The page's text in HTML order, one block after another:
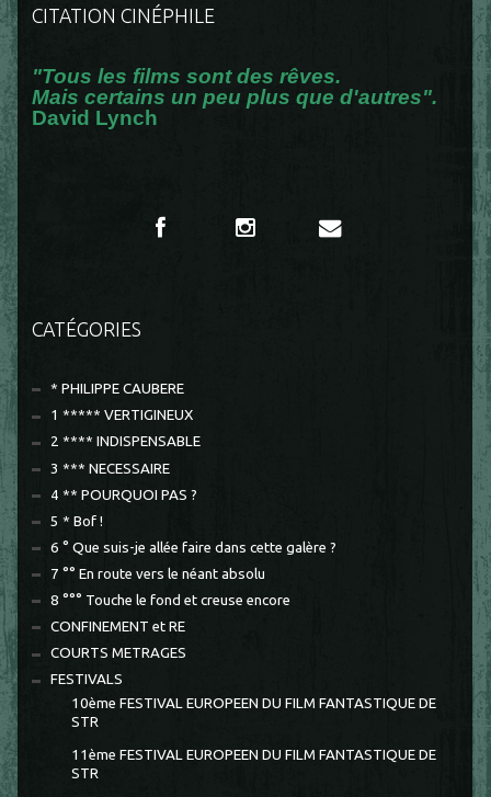
CITATION CINÉPHILE
"Tous les films sont des rêves.
Mais certains un peu plus que d'autres".
David Lynch
CATÉGORIES
* PHILIPPE CAUBERE
1 ***** VERTIGINEUX
2 **** INDISPENSABLE
3 *** NECESSAIRE
4 ** POURQUOI PAS ?
5 * Bof !
6 ° Que suis-je allée faire dans cette galère ?
7 °° En route vers le néant absolu
8 °°° Touche le fond et creuse encore
CONFINEMENT et RE
COURTS METRAGES
FESTIVALS
10ème FESTIVAL EUROPEEN DU FILM FANTASTIQUE DE
STR
11ème FESTIVAL EUROPEEN DU FILM FANTASTIQUE DE
STR